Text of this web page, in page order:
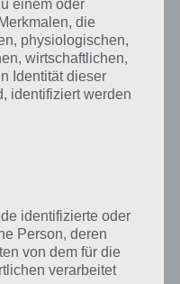
störend, da man auch ohne
es The Walking Dead No
und nicht für Android.
App Store
Dead No Man’s Land
freien Speicher
Walking Dead No Man’s
kompatibel. Zum
einem oder
die
physiologischen,
wirtschaftlichen,
Identität dieser
identifiziert werden
identifizierte oder
Person, deren
von dem für die
verarbeitet